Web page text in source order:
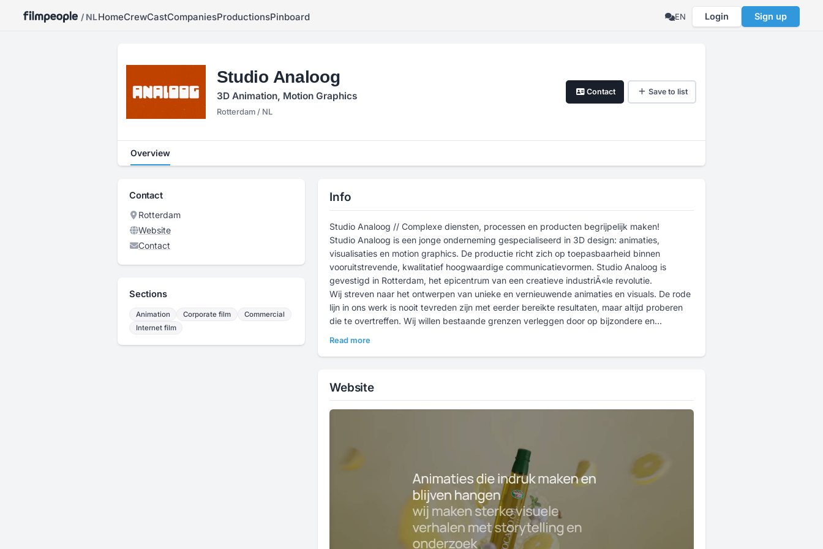
/ NLHomeCrewCastCompaniesProductionsPinboard EN Login Sign up
Studio Analoog
3D Animation, Motion Graphics
Rotterdam / NL
Contact Save to list
Overview
Contact
Rotterdam
Website
Contact
Sections
Animation Corporate film
Commercial
Internet film
Info
Studio Analoog // Complexe diensten, processen en producten begrijpelijk maken!
Studio Analoog is een jonge onderneming gespecialiseerd in 3D design: animaties,
visualisaties en motion graphics. De productie richt zich op toepasbaarheid binnen
vooruitstrevende, kwalitatief hoogwaardige communicatievormen. Studio Analoog is
gevestigd in Rotterdam, het epicentrum van een creatieve industriÃ«le revolutie.
Wij streven naar het ontwerpen van unieke en vernieuwende animaties en visuals. De rode
lijn in ons werk is nooit tevreden zijn met eerder bereikte resultaten, maar altijd proberen
die te overtreffen. Wij willen bestaande grenzen verleggen door op bijzondere en
Read more
Website